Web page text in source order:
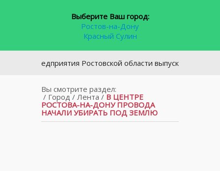
Выберите Ваш город:
Ростов-на-Дону
Красный Сулин
23 предприятия Ростовской области выпускают продукцию
Вы смотрите раздел:
/ Город/ Лента / В ЦЕНТРЕ
РОСТОВА-НА-ДОНУ ПРОВОДА
НАЧАЛИ УБИРАТЬ ПОД ЗЕМЛЮ